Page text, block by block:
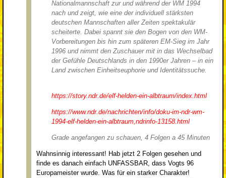
Nationalmannschaft zur und während der WM 1994
nach und zeigt, wie eine der individuell stärksten
deutschen Mannschaften aller Zeiten spektakulär
scheiterte. Dabei spannt sie den Bogen von den WM-
Vorbereitungen bis hin zum späteren EM-Sieg im Jahr
1996 und nimmt den Zuschauer mit in das Wechselbad
der Gefühle Deutschlands in den 1990er Jahren – in ein
Land zwischen Einheits­euphorie und Identitätssuche.
https://story.ndr.de/elf-helden-ein-albtraum/index.html
https://www.ndr.de/nachrichten/info/doku-im-ndr-wm-
1994-elf-helden-ein-albtraum,ndrinfo-13158.html
Grade angefangen zu schauen, 4 Folgen a 45 Minuten
Wahnsinnig interessant! Hab jetzt 2 Folgen gesehen und
finde es danach einfach UNFASSBAR, dass Vogts 96
Europameister wurde. Was für ein starker Charakter!